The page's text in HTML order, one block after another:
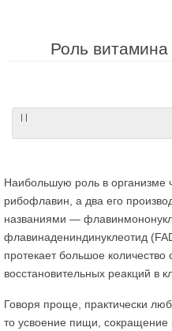
Роль
| |
Наибольшую роль в организме
рибофлавин, а два его
названиями —
флавинадениндинуклеотид
протекает большое количество
восстановительных реакций в
Говоря проще, практически
то усвоение пищи, сокращение